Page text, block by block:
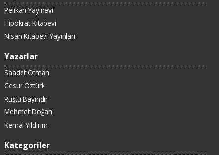
Pelikan Yayınevi
Hipokrat Kitabevi
Nisan Kitabevi Yayınları
Yazarlar
Saadet Otman
Cesur Öztürk
Rüştü Bayındır
Mehmet Doğan
Kemal Yıldırım
Kategoriler